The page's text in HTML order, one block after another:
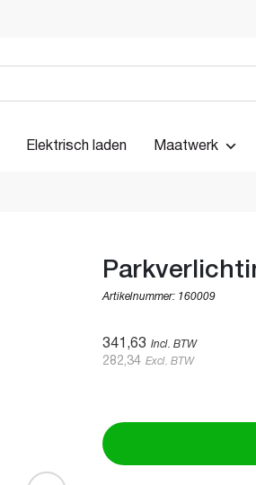
Elektrisch laden Maatwerk
Artikelnummer: 160009
341,63 Incl. BTW
282,34 Excl. BTW